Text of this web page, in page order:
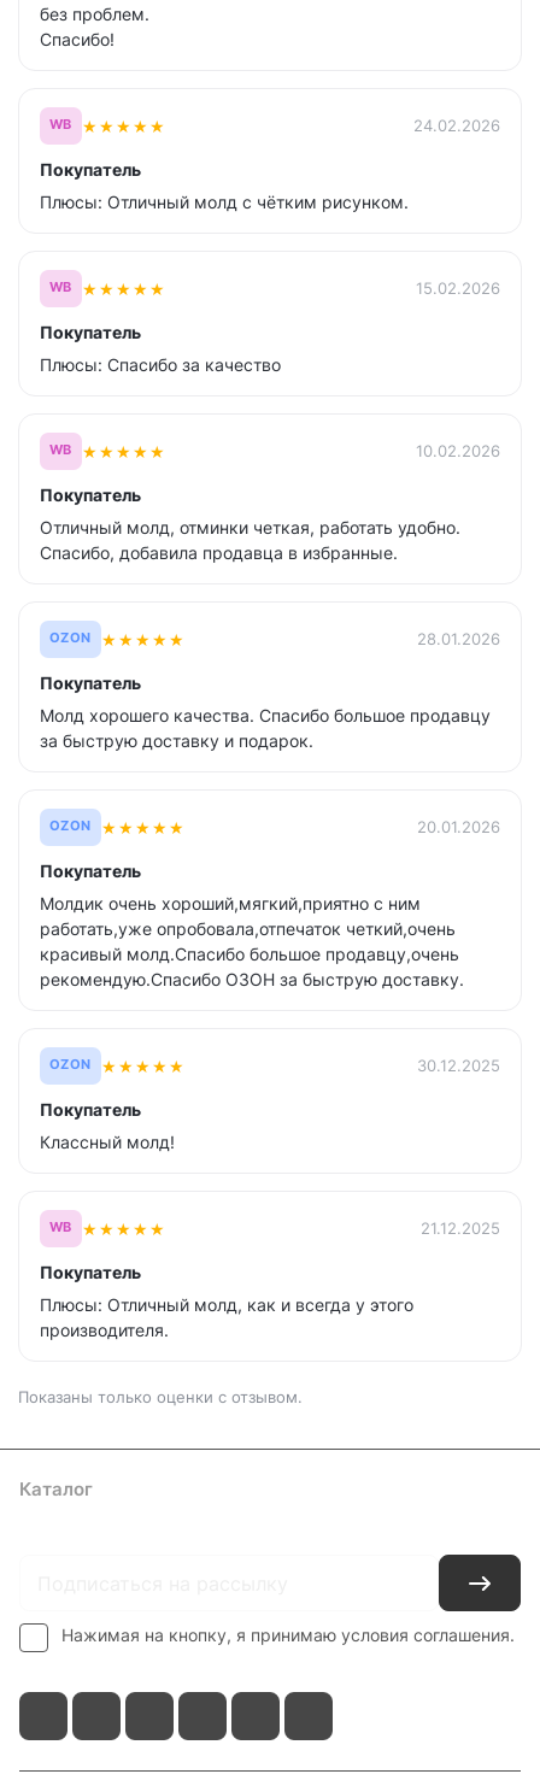
без проблем.
Спасибо!
WB ★★★★★ 24.02.2026
Покупатель
Плюсы: Отличный молд с чётким рисунком.
WB ★★★★★ 15.02.2026
Покупатель
Плюсы: Спасибо за качество
WB ★★★★★ 10.02.2026
Покупатель
Отличный молд, отминки четкая, работать удобно.
Спасибо, добавила продавца в избранные.
OZON ★★★★★ 28.01.2026
Покупатель
Молд хорошего качества. Спасибо большое продавцу
за быструю доставку и подарок.
OZON ★★★★★ 20.01.2026
Покупатель
Молдик очень хороший,мягкий,приятно с ним
работать,уже опробовала,отпечаток четкий,очень
красивый молд.Спасибо большое продавцу,очень
рекомендую.Спасибо ОЗОН за быструю доставку.
OZON ★★★★★ 30.12.2025
Покупатель
Классный молд!
WB ★★★★★ 21.12.2025
Покупатель
Плюсы: Отличный молд, как и всегда у этого
производителя.
Показаны только оценки с отзывом.
Каталог
Нажимая на кнопку, я принимаю условия соглашения.